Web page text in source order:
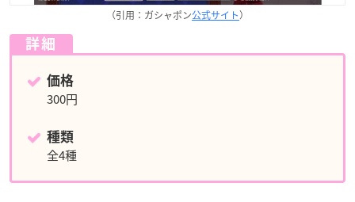
（引用：ガシャポン公式サイト）
詳細
価格
300円
種類
全4種